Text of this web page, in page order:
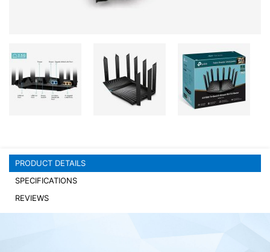
PC components
PRODUCT DETAILS
SPECIFICATIONS
REVIEWS